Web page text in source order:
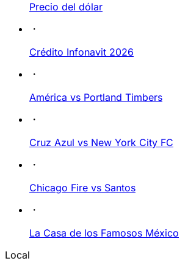
Precio del dólar
Crédito Infonavit 2026
América vs Portland Timbers
Cruz Azul vs New York City FC
Chicago Fire vs Santos
La Casa de los Famosos México
Local